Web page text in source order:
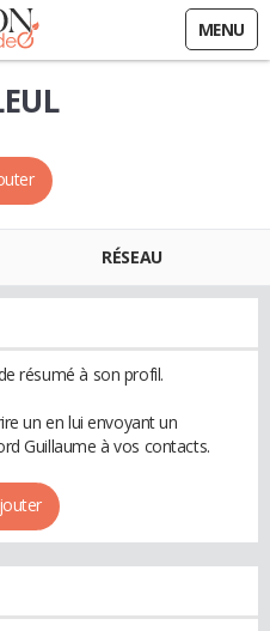
MENU
RÉSEAU
résumé à son profil.
un en lui envoyant un
Guillaume à vos contacts.